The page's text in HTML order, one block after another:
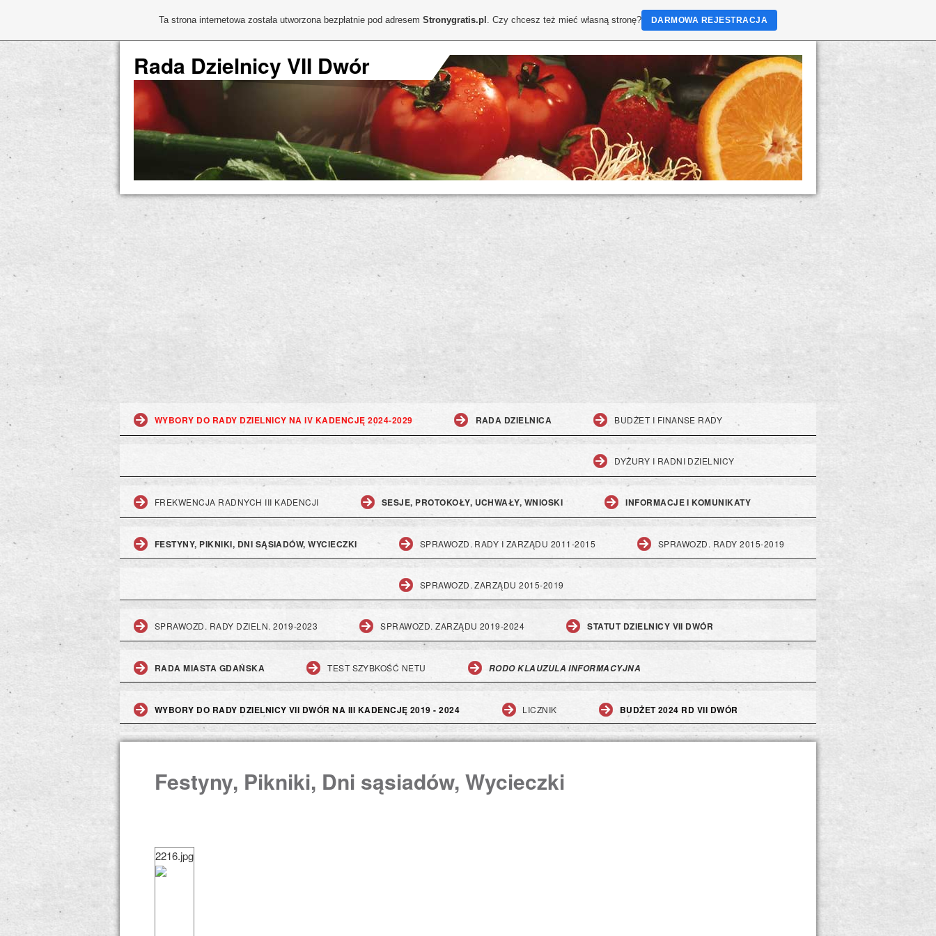
Rada Dzielnicy VII Dwór
WYBORY DO RADY DZIELNICY NA IV KADENCJĘ 2024-2029 RADA DZIELNICA BUDŻET I FINANSE RADY
DYŻURY I RADNI DZIELNICY
FREKWENCJA RADNYCH III KADENCJI SESJE, PROTOKOŁY, UCHWAŁY, WNIOSKI INFORMACJE I KOMUNIKATY
FESTYNY, PIKNIKI, DNI SĄSIADÓW, WYCIECZKI SPRAWOZD. RADY I ZARZĄDU 2011-2015 SPRAWOZD. RADY 2015-2019
SPRAWOZD. ZARZĄDU 2015-2019
SPRAWOZD. RADY DZIELN. 2019-2023 SPRAWOZD. ZARZĄDU 2019-2024 STATUT DZIELNICY VII DWÓR
RADA MIASTA GDAŃSKA TEST SZYBKOŚĆ NETU RODO KLAUZULA INFORMACYJNA
WYBORY DO RADY DZIELNICY VII DWÓR NA III KADENCJĘ 2019 - 2024 LICZNIK BUDŻET 2024 RD VII DWÓR
Festyny, Pikniki, Dni sąsiadów, Wycieczki
2216.jpg
Ta strona internetowa została utworzona bezpłatnie pod adresem Stronygratis.pl . Czy chcesz też mieć własną stronę? DARMOWA REJESTRACJA